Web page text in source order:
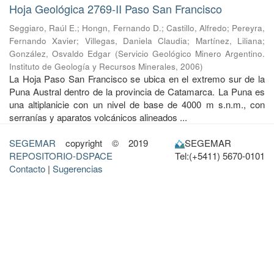
Hoja Geológica 2769-II Paso San Francisco
Seggiaro, Raúl E.; Hongn, Fernando D.; Castillo, Alfredo; Pereyra,
Fernando Xavier; Villegas, Daniela Claudia; Martínez, Liliana;
González, Osvaldo Edgar (Servicio Geológico Minero Argentino.
Instituto de Geología y Recursos Minerales, 2006)
La Hoja Paso San Francisco se ubica en el extremo sur de la
Puna Austral dentro de la provincia de Catamarca. La Puna es
una altiplanicie con un nivel de base de 4000 m s.n.m., con
serranías y aparatos volcánicos alineados ...
SEGEMAR copyright © 2019
REPOSITORIO-DSPACE
Contacto | Sugerencias
SEGEMAR
Tel:(+5411) 5670-0101